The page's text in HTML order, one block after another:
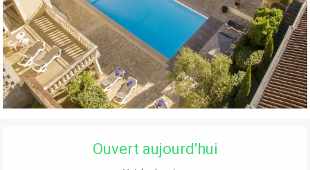
OUVERTURE ET COORDONNÉES
Ouvert aujourd'hui